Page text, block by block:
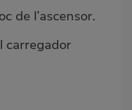
de l’ascensor.
carregador